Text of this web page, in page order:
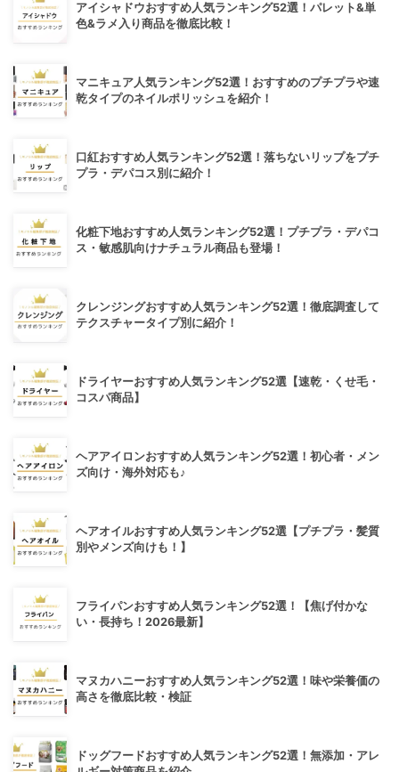
アイシャドウおすすめ人気ランキング52選！パレット&単
色&ラメ入り商品を徹底比較！
マニキュア人気ランキング52選！おすすめのプチプラや速
乾タイプのネイルポリッシュを紹介！
口紅おすすめ人気ランキング52選！落ちないリップをプチ
プラ・デパコス別に紹介！
化粧下地おすすめ人気ランキング52選！プチプラ・デパコ
ス・敏感肌向けナチュラル商品も登場！
クレンジングおすすめ人気ランキング52選！徹底調査して
テクスチャータイプ別に紹介！
ドライヤーおすすめ人気ランキング52選【速乾・くせ毛・
コスパ商品】
ヘアアイロンおすすめ人気ランキング52選！初心者・メン
ズ向け・海外対応も♪
ヘアオイルおすすめ人気ランキング52選【プチプラ・髪質
別やメンズ向けも！】
フライパンおすすめ人気ランキング52選！【焦げ付かな
い・長持ち！2026最新】
マヌカハニーおすすめ人気ランキング52選！味や栄養価の
高さを徹底比較・検証
ドッグフードおすすめ人気ランキング52選！無添加・アレ